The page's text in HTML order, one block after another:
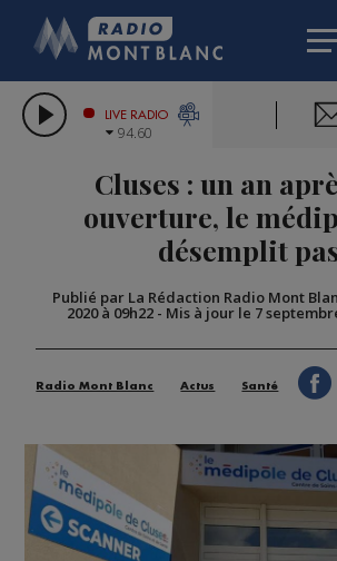
LES CHRONIQUES DE
CITIZEN MACHINERY
GRAND MASSIF DOMAINES
BIGARD
COMPAGNIE DU MONT-
LIVE RADIO
94.60
Cluses : un an
ouverture, le
désemplit
Publié par La Rédaction Radio Mont
2020 à 09h22- Mis à jour le 7
Radio Mont Blanc Actus Santé